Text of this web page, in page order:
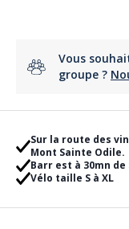
Vous
groupe ?
Sur la route des
Mont Sainte Odile.
Barr est à 30mn
Vélo taille S à XL